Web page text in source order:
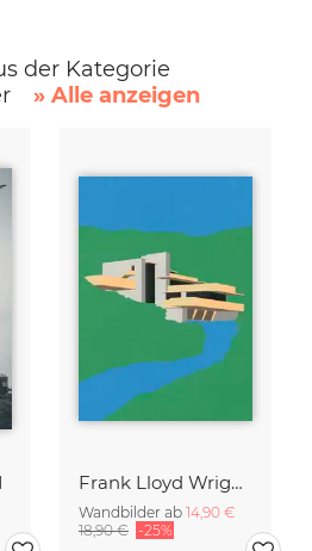
der Kategorie
» Alle anzeigen
Frank Lloyd Wright Falling Water
Wandbilder ab 14,90 €
18,90 € -25%